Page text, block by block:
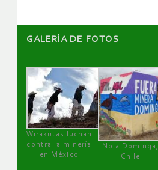
GALERÌA DE FOTOS
Wirakutas luchan
contra la minería
en México
No a Dominga,
Chile